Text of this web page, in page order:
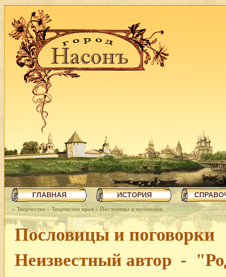
ГЛАВНАЯ ИСТОРИЯ
» Творчество » Творчество края » Пословицы и поговорки
Пословицы и поговорки
Неизвестный автор -